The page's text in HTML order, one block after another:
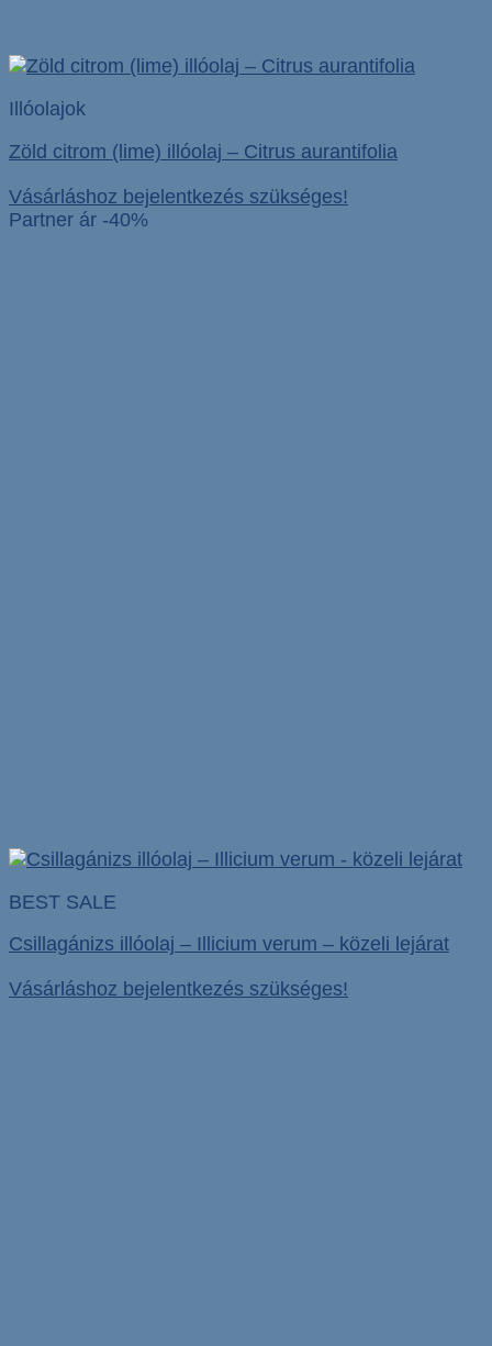
Illóolajok
Zöld citrom (lime) illóolaj – Citrus aurantifolia
Vásárláshoz bejelentkezés szükséges!
Partner ár -40%
BEST SALE
Csillagánizs illóolaj – Illicium verum – közeli lejárat
Vásárláshoz bejelentkezés szükséges!